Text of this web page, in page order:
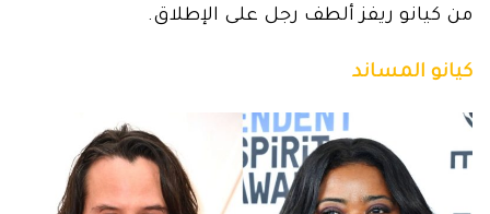
من كيانو ريفز ألطف رجل على الإطلاق.
كيانو المساند